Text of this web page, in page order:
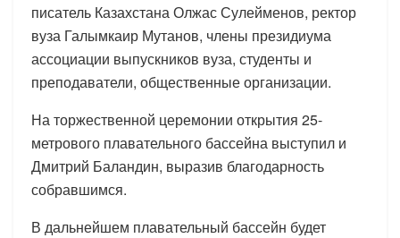
писатель Казахстана Олжас Сулейменов, ректор
вуза Галымкаир Мутанов, члены президиума
ассоциации выпускников вуза, студенты и
преподаватели, общественные организации.
На торжественной церемонии открытия 25-
метрового плавательного бассейна выступил и
Дмитрий Баландин, выразив благодарность
собравшимся.
В дальнейшем плавательный бассейн будет